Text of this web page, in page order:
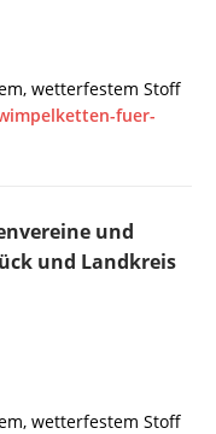
wetterfestem Stoff
fuer-
und
und Landkreis
wetterfestem Stoff